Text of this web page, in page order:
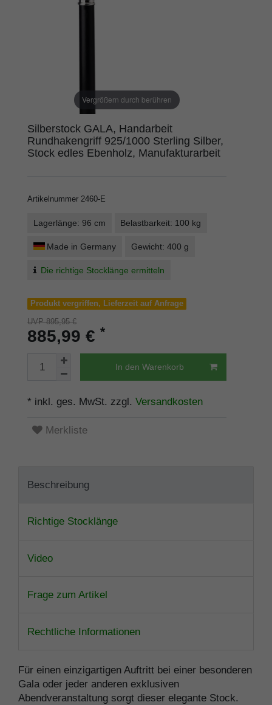
Vergrößern durch berühren
Silberstock GALA, Handarbeit
Rundhakengriff 925/1000 Sterling Silber,
Stock edles Ebenholz, Manufakturarbeit
Artikelnummer 2460-E
Lagerlänge: 96 cm Belastbarkeit: 100 kg
Made in Germany Gewicht: 400 g
Die richtige Stocklänge ermitteln
Produkt vergriffen, Lieferzeit auf Anfrage
UVP 895,95 €
885,99 € *
In den Warenkorb
* inkl. ges. MwSt. zzgl. Versandkosten
Merkliste
Beschreibung
Richtige Stocklänge
Video
Frage zum Artikel
Rechtliche Informationen
Für einen einzigartigen Auftritt bei einer besonderen
Gala oder jeder anderen exklusiven
Abendveranstaltung sorgt dieser elegante Stock.